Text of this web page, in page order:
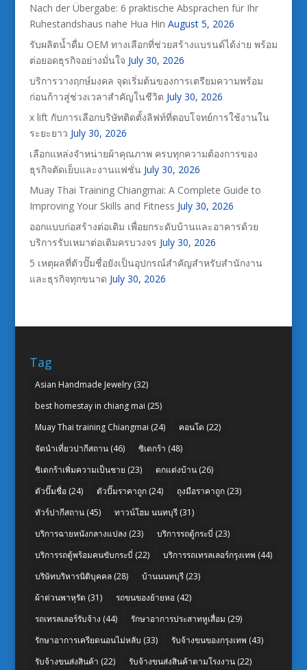
Nach der Übergabe: 6 praktische Absprachen für Ihr
Ruhestandshaus nahe Hua Hin August 5, 2026
รับผลิตน้ำดื่ม OEM ทางเลือกที่ช่วยสร้างแบรนด์ได้ง่าย พร้อม
ต่อยอดธุรกิจอย่างมั่นใจ July 30, 2026
บริการวางฤกษ์มงคล จุดเริ่มต้นของการเตรียมความพร้อม
ก่อนก้าวสู่ช่วงเวลาสำคัญในชีวิต July 30, 2026
x lift กับการเลือกบริษัทติดตั้งลิฟท์ที่ตอบโจทย์การใช้งานใน
ระยะยาว July 30, 2026
เลือกแหล่งจำหน่ายผ้าคุณภาพ ครบทุกความต้องการของ
ธุรกิจตัดเย็บและงานแฟชั่น July 30, 2026
Muay Thai Training Chiangmai: A Complete Guide to
Improving Your Skills and Fitness July 30, 2026
ออกแบบก่อสร้างต่อเติม เพื่อยกระดับบ้านและอาคารด้วย
บริการรับเหมาต่อเติมครบวงจร July 30, 2026
5 เหตุผลที่ตัวปั๊มชื่อยังเป็นอุปกรณ์สำคัญสำหรับสำนักงาน
และธุรกิจทุกขนาด July 30, 2026
Tag
Asian Handmade Jewelry(32)
best homestay in chiang mai (25)
Muay Thai training Chiangmai (24) คอนโด (22)
จัดนำเที่ยวปากีสถาน(46) ซิเดกร้า (48)
ซิเดกร้าเพิ่มความเป็นชาย (23) ตกแต่งบ้าน(26)
ตัวปั๊มชื่อ(24) ตัวปั๊มราคาถูก(24) ถุงมือราคาถูก(23)
ทัวร์ปากีสถาน(45) ทาวน์โฮม นนทบุรี(31)
บริการฉายหนังกลางแปลง (23) บริการรถตู้กระบี่ (23)
บริการรถตู้พร้อมคนขับกระบี่ (22) บริการรถเทรลเลอร์กรุงเทพ (44)
บริษัทบริหารนิติบุคคล(28) บ้านนนทบุรี(23)
ผ้าต่วนพาหุรัด (31) รถขนของย้ายหอ(42)
รถเทรลเลอร์รับจ้าง (44) รักษาอาการประสาทหูเสื่อม (29)
รักษาอาการเครียดนอนไม่หลับ (33) รับจ้างขนของกรุงเทพ (43)
รับจ้างขนส่งสินค้า (22) รับจ้างขนส่งสินค้าตามโรงงาน(22)